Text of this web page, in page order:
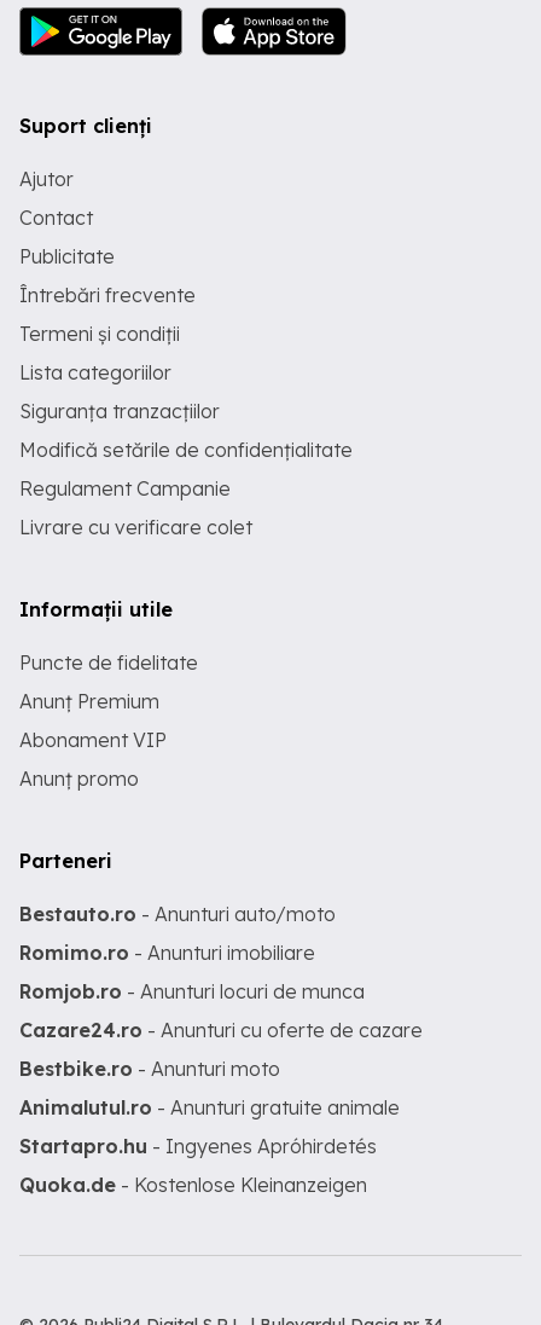
Suport clienți
Ajutor
Contact
Publicitate
Întrebări frecvente
Termeni și condiții
Lista categoriilor
Siguranța tranzacțiilor
Modifică setările de confidențialitate
Regulament Campanie
Livrare cu verificare colet
Informații utile
Puncte de fidelitate
Anunț Premium
Abonament VIP
Anunț promo
Parteneri
Bestauto.ro - Anunturi auto/moto
Romimo.ro - Anunturi imobiliare
Romjob.ro - Anunturi locuri de munca
Cazare24.ro - Anunturi cu oferte de cazare
Bestbike.ro - Anunturi moto
Animalutul.ro - Anunturi gratuite animale
Startapro.hu - Ingyenes Apróhirdetés
Quoka.de - Kostenlose Kleinanzeigen